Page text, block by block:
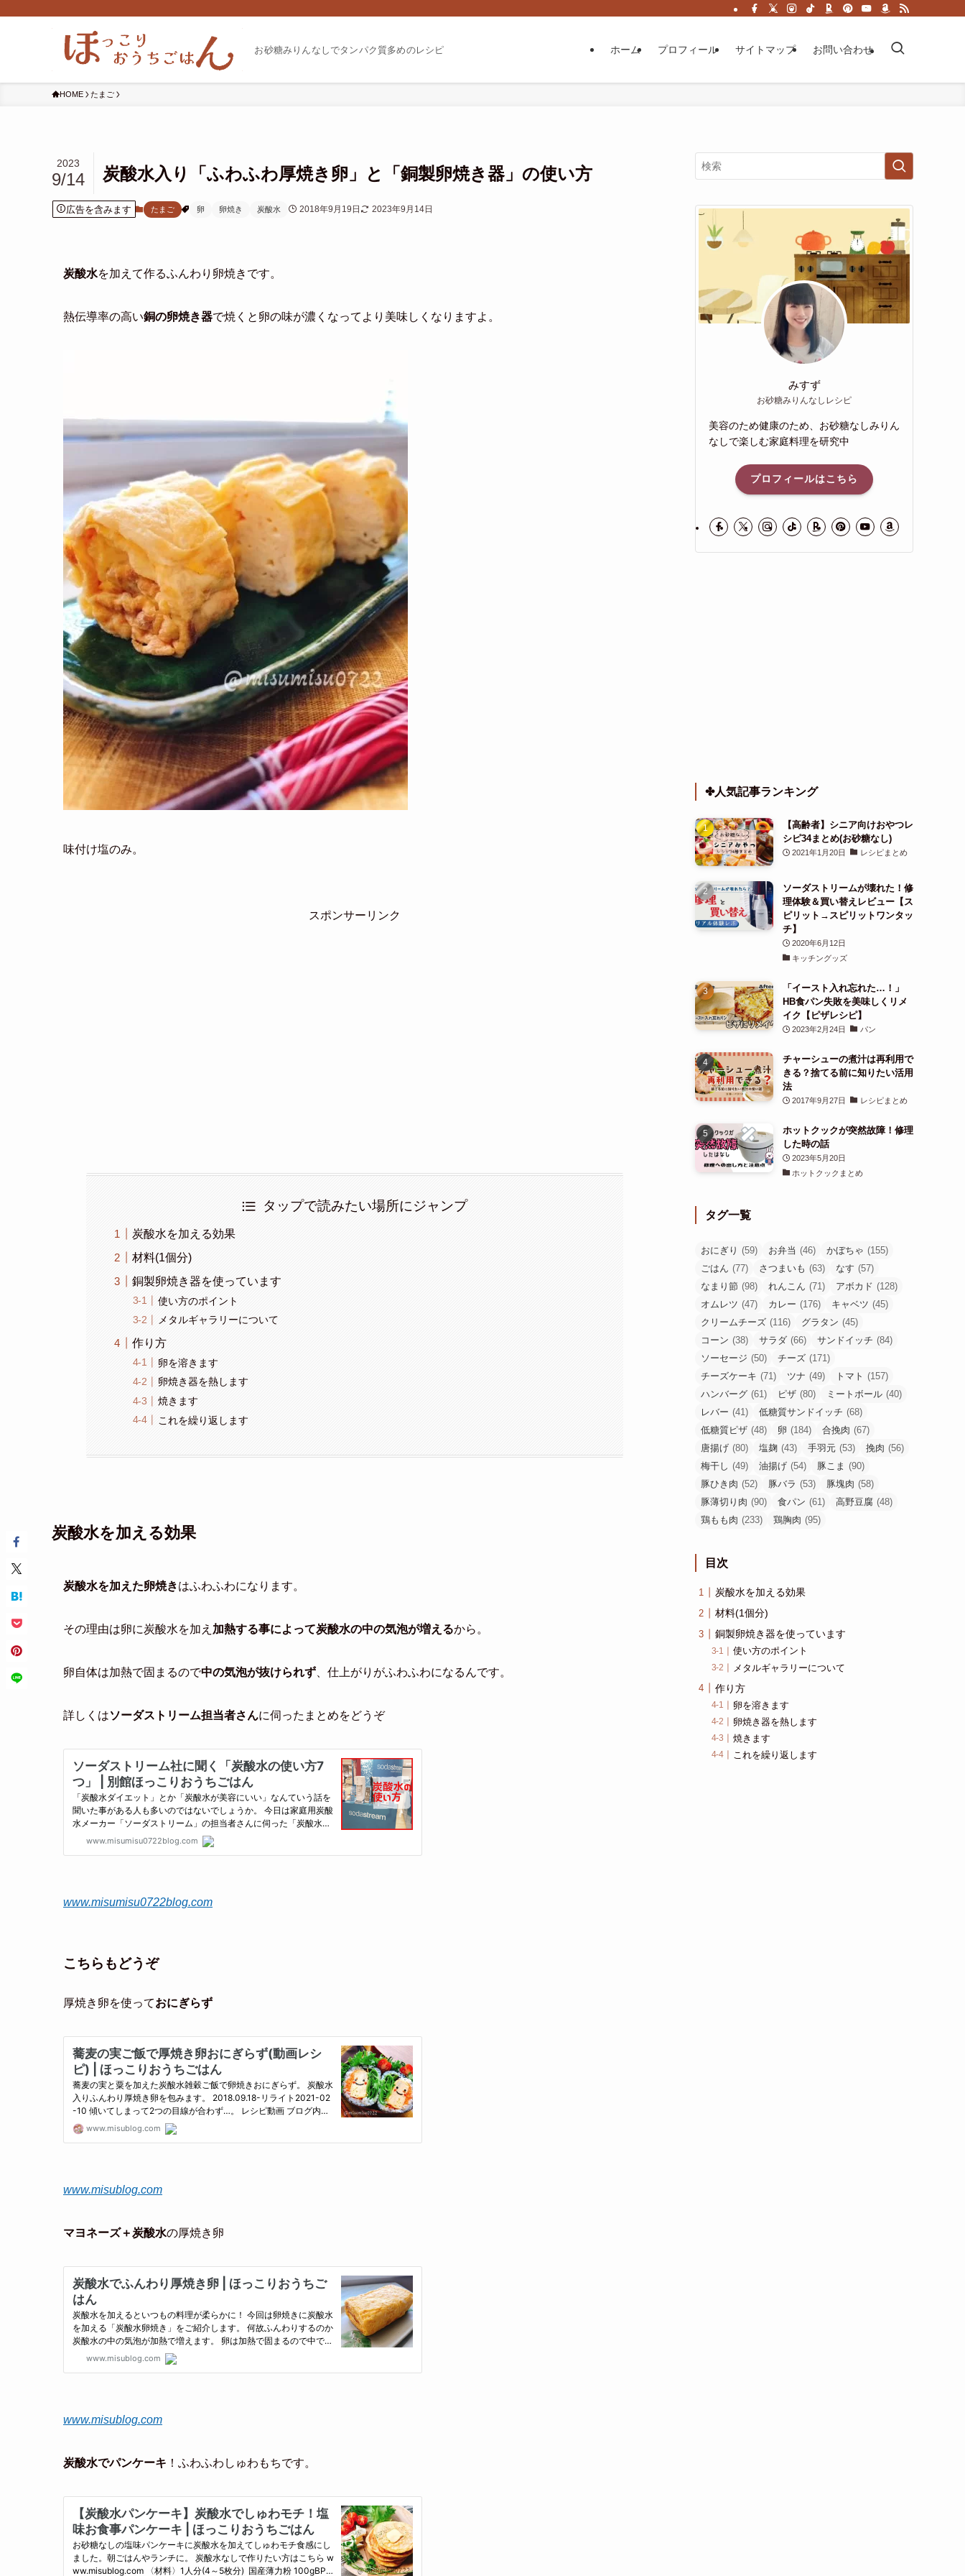
お砂糖みりんなしでタンパク質多めのレシピ ホーム プロフィール サイトマップ お問い合わせ
HOME たまご
炭酸水入り「ふわふわ厚焼き卵」と「銅製卵焼き器」の使い方
2023
9/14
広告を含みます たまご 卵 卵焼き 炭酸水 2018年9月19日 2023年9月14日
炭酸水を加えて作るふんわり卵焼きです。
熱伝導率の高い銅の卵焼き器で焼くと卵の味が濃くなってより美味しくなりますよ。
味付け塩のみ。
スポンサーリンク
タップで読みたい場所にジャンプ
炭酸水を加える効果
材料(1個分)
銅製卵焼き器を使っています
使い方のポイント
メタルギャラリーについて
作り方
卵を溶きます
卵焼き器を熱します
焼きます
これを繰り返します
炭酸水を加える効果
炭酸水を加えた卵焼きはふわふわになります。
その理由は卵に炭酸水を加え 加熱する事によって炭酸水の中の気泡が増えるから。
卵自体は加熱で固まるので中の気泡が抜けられず 、仕上がりがふわふわになるんです。
詳しくはソーダストリーム担当者さんに伺ったまとめをどうぞ
www.misumisu0722blog.com
こちらもどうぞ
厚焼き卵を使っておにぎらず
www.misublog.com
マヨネーズ＋炭酸水の厚焼き卵
www.misublog.com
炭酸水でパンケーキ ！ふわふわしゅわもちです。
みすず
お砂糖みりんなしレシピ
美容のため健康のため、お砂糖なしみりん
なしで楽しむ家庭料理を研究中
プロフィールはこちら
✤人気記事ランキング
【高齢者】シニア向けおやつレ
シピ34まとめ(お砂糖なし)
2021年1月20日 レシピまとめ
ソーダストリームが壊れた！修
理体験＆買い替えレビュー【ス
ピリット→スピリットワンタッ
チ】
2020年6月12日
キッチングッズ
「イースト入れ忘れた…！」
HB食パン失敗を美味しくリメ
イク【ピザレシピ】
2023年2月24日 パン
チャーシューの煮汁は再利用で
きる？捨てる前に知りたい活用
法
2017年9月27日 レシピまとめ
ホットクックが突然故障！修理
した時の話
2023年5月20日
ホットクックまとめ
タグ一覧
おにぎり (59) お弁当 (46) かぼちゃ (155)
ごはん (77) さつまいも (63) なす (57)
なまり節 (98) れんこん (71) アボカド (128)
オムレツ (47) カレー (176) キャベツ (45)
クリームチーズ (116) グラタン (45)
コーン (38) サラダ (66) サンドイッチ (84)
ソーセージ (50) チーズ (171)
チーズケーキ (71) ツナ (49) トマト (157)
ハンバーグ (61) ピザ (80) ミートボール (40)
レバー (41) 低糖質サンドイッチ (68)
低糖質ピザ (48) 卵 (184) 合挽肉 (67)
唐揚げ (80) 塩麹 (43) 手羽元 (53) 挽肉 (56)
梅干し (49) 油揚げ (54) 豚こま (90)
豚ひき肉 (52) 豚バラ (53) 豚塊肉 (58)
豚薄切り肉 (90) 食パン (61) 高野豆腐 (48)
鶏もも肉 (233) 鶏胸肉 (95)
目次
炭酸水を加える効果
材料(1個分)
銅製卵焼き器を使っています
使い方のポイント
メタルギャラリーについて
作り方
卵を溶きます
卵焼き器を熱します
焼きます
これを繰り返します